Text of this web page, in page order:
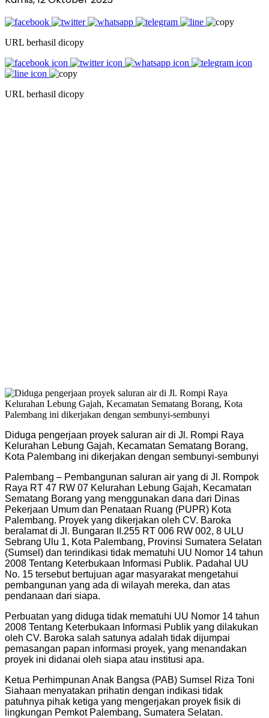
URL berhasil dicopy
URL berhasil dicopy
Diduga pengerjaan proyek saluran air di Jl. Rompi Raya
Kelurahan Lebung Gajah, Kecamatan Sematang Borang,
Kota Palembang ini dikerjakan dengan sembunyi-sembunyi
Palembang – Pembangunan saluran air yang di Jl. Rompok
Raya RT 47 RW 07 Kelurahan Lebung Gajah, Kecamatan
Sematang Borang yang menggunakan dana dari Dinas
Pekerjaan Umum dan Penataan Ruang (PUPR) Kota
Palembang. Proyek yang dikerjakan oleh CV. Baroka
beralamat di Jl. Bungaran II.255 RT 006 RW 002, 8 ULU
Sebrang Ulu 1, Kota Palembang, Provinsi Sumatera Selatan
(Sumsel) dan terindikasi tidak mematuhi UU Nomor 14 tahun
2008 Tentang Keterbukaan Informasi Publik. Padahal UU
No. 15 tersebut bertujuan agar masyarakat mengetahui
pembangunan yang ada di wilayah mereka, dan atas
pendanaan dari siapa.
Perbuatan yang diduga tidak mematuhi UU Nomor 14 tahun
2008 Tentang Keterbukaan Informasi Publik yang dilakukan
oleh CV. Baroka salah satunya adalah tidak dijumpai
pemasangan papan informasi proyek, yang menandakan
proyek ini didanai oleh siapa atau institusi apa.
Ketua Perhimpunan Anak Bangsa (PAB) Sumsel Riza Toni
Siahaan menyatakan prihatin dengan indikasi tidak
patuhnya pihak ketiga yang mengerjakan proyek fisik di
lingkungan Pemkot Palembang, Sumatera Selatan.